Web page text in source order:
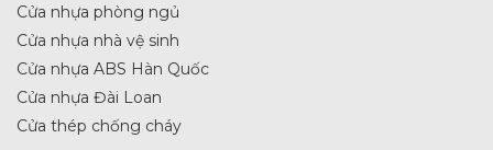
Cửa nhựa phòng ngủ
Cửa nhựa nhà vệ sinh
Cửa nhựa ABS Hàn Quốc
Cửa nhựa Đài Loan
Cửa thép chống cháy